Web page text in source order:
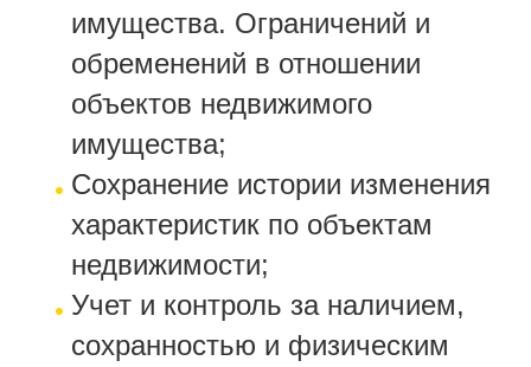
имущества. Ограничений и
обременений в отношении
объектов недвижимого
имущества;
Сохранение истории изменения
характеристик по объектам
недвижимости;
Учет и контроль за наличием,
сохранностью и физическим